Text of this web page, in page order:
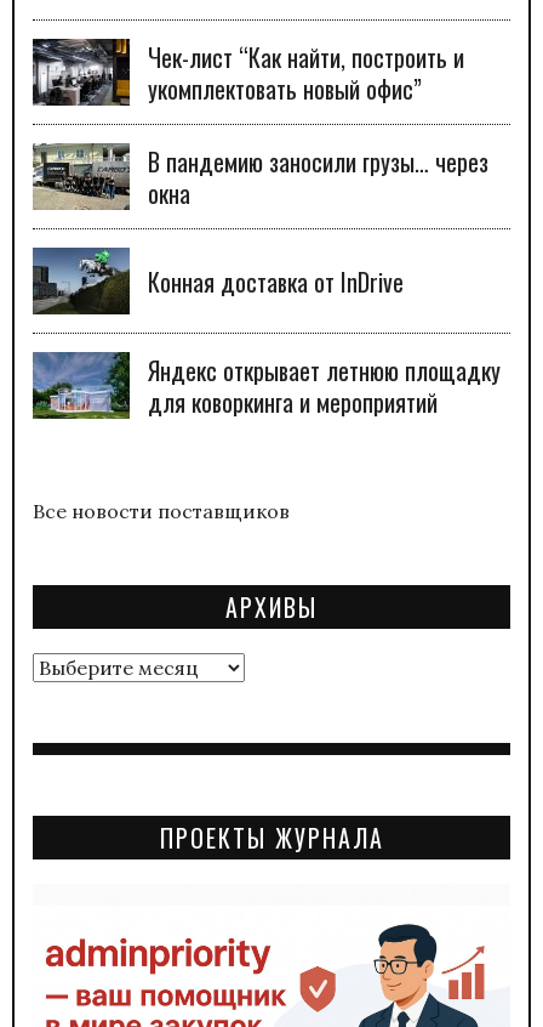
Чек-лист “Как найти, построить и
укомплектовать новый офис”
В пандемию заносили грузы… через
окна
Конная доставка от InDrive
Яндекс открывает летнюю площадку
для коворкинга и мероприятий
Все новости поставщиков
АРХИВЫ
Архивы
ПРОЕКТЫ ЖУРНАЛА